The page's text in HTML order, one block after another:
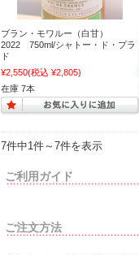
ブラン・モワルー（白甘）
2022 750ml/シャトー・ド・プラ
ド
¥2,550(税込 ¥2,805)
在庫 7本
7件中1件～7件を表示
ご利用ガイド
ご注文方法